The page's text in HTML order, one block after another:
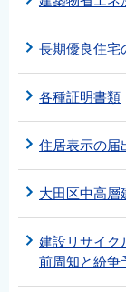
長期優良住宅
各種証明書類
住居表示の届
大田区中高層
建設リサイク
前周知と紛争